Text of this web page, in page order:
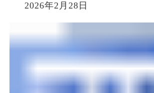
2026年2月28 日